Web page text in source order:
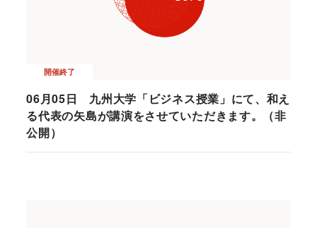
開催終了
06月05日 九州大学「ビジネス授業」にて、和え
る代表の矢島が講演をさせていただきます。（非
公開）